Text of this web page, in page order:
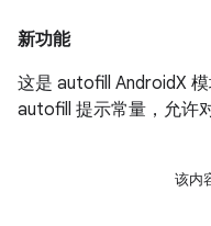
新功能
这是 autofill AndroidX
autofill 提示常量，允许
该内